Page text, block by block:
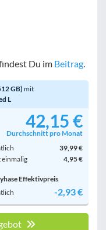
Du im Beitrag
GB) mit
L
42,15 €
Durchschnitt pro Monat
39,99 €
einmalig
4,95 €
Effektivpreis
-2,93 €